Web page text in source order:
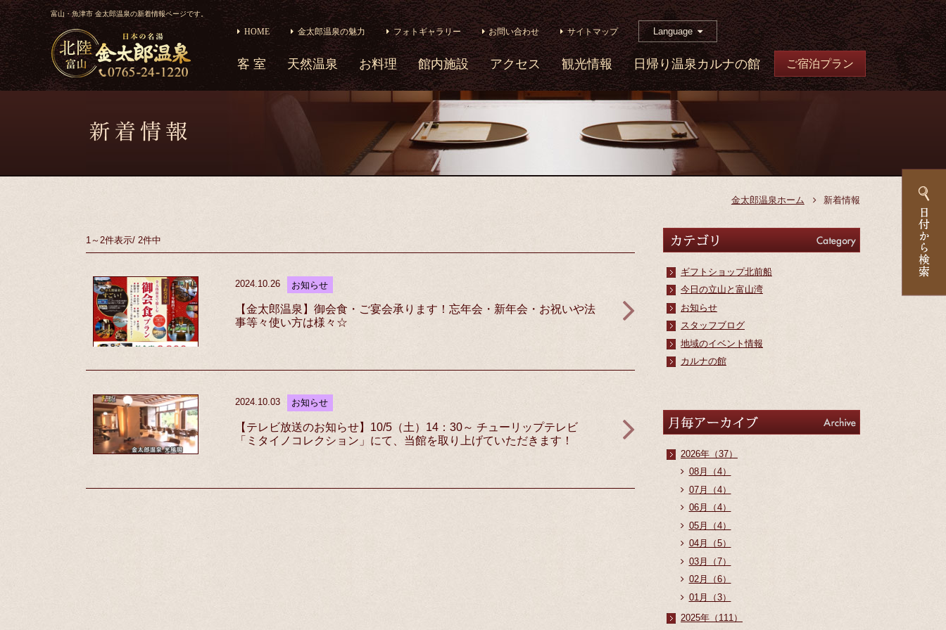
富山・魚津市 金太郎温泉の新着情報ページです。
HOME 金太郎温泉の魅力 フォトギャラリー お問い合わせ サイトマップ Language
客 室 天然温泉 お料理 館内施設 アクセス 観光情報 日帰り温泉カルナの館 ご宿泊プラン
金太郎温泉ホーム 新着情報
1～2件表示/ 2件中
2024.10.26 お知らせ
【金太郎温泉】御会食・ご宴会承ります！忘年会・新年会・お祝いや法
事等々使い方は様々☆
2024.10.03 お知らせ
【テレビ放送のお知らせ】10/5（土）14：30～ チューリップテレビ
「ミタイノコレクション」にて、当館を取り上げていただきます！
ギフトショップ北前船
今日の立山と富山湾
お知らせ
スタッフブログ
地域のイベント情報
カルナの館
2026年（37）
08月（4）
07月（4）
06月（4）
05月（4）
04月（5）
03月（7）
02月（6）
01月（3）
2025年（111）